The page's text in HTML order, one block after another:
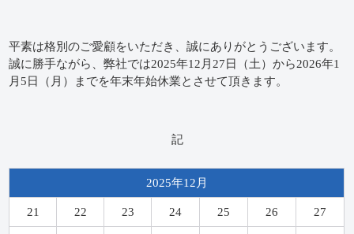
平素は格別のご愛顧をいただき、誠にありがとうございます。
誠に勝手ながら、弊社では2025年12月27日（土）から2026年1
月5日（月）までを年末年始休業とさせて頂きます。
記
2025年12月
21 22 23 24 25 26 27